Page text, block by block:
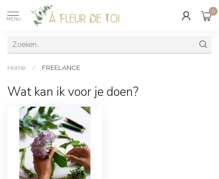
MENU
0
Home / FREELANCE
Wat kan ik voor je doen?